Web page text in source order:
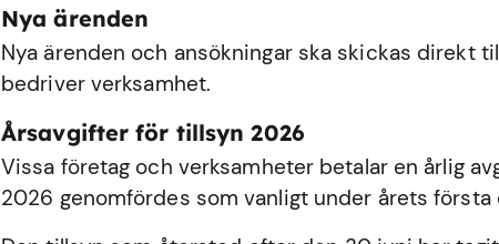
Nya ärenden
Nya ärenden och ansökningar ska skickas direkt
bedriver verksamhet.
Årsavgifter för tillsyn 2026
Vissa företag och verksamheter betalar en årlig
2026 genomfördes som vanligt under årets första